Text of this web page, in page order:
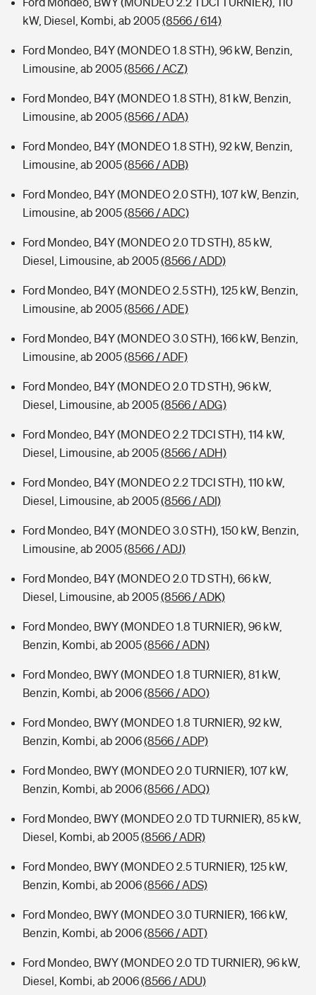
kW, Diesel, Kombi, ab 2005(8566 / 614)
Ford Mondeo, B4Y (MONDEO 1.8 STH), 96 kW, Benzin,
Limousine, ab 2005(8566 / ACZ)
Ford Mondeo, B4Y (MONDEO 1.8 STH), 81 kW, Benzin,
Limousine, ab 2005(8566 / ADA)
Ford Mondeo, B4Y (MONDEO 1.8 STH), 92 kW, Benzin,
Limousine, ab 2005(8566 / ADB)
Ford Mondeo, B4Y (MONDEO 2.0 STH), 107 kW, Benzin,
Limousine, ab 2005(8566 / ADC)
Ford Mondeo, B4Y (MONDEO 2.0 TD STH), 85 kW,
Diesel, Limousine, ab 2005(8566 / ADD)
Ford Mondeo, B4Y (MONDEO 2.5 STH), 125 kW, Benzin,
Limousine, ab 2005(8566 / ADE)
Ford Mondeo, B4Y (MONDEO 3.0 STH), 166 kW, Benzin,
Limousine, ab 2005(8566 / ADF)
Ford Mondeo, B4Y (MONDEO 2.0 TD STH), 96 kW,
Diesel, Limousine, ab 2005(8566 / ADG)
Ford Mondeo, B4Y (MONDEO 2.2 TDCI STH), 114 kW,
Diesel, Limousine, ab 2005(8566 / ADH)
Ford Mondeo, B4Y (MONDEO 2.2 TDCI STH), 110 kW,
Diesel, Limousine, ab 2005(8566 / ADI)
Ford Mondeo, B4Y (MONDEO 3.0 STH), 150 kW, Benzin,
Limousine, ab 2005(8566 / ADJ)
Ford Mondeo, B4Y (MONDEO 2.0 TD STH), 66 kW,
Diesel, Limousine, ab 2005(8566 / ADK)
Ford Mondeo, BWY (MONDEO 1.8 TURNIER), 96 kW,
Benzin, Kombi, ab 2005(8566 / ADN)
Ford Mondeo, BWY (MONDEO 1.8 TURNIER), 81 kW,
Benzin, Kombi, ab 2006(8566 / ADO)
Ford Mondeo, BWY (MONDEO 1.8 TURNIER), 92 kW,
Benzin, Kombi, ab 2006(8566 / ADP)
Ford Mondeo, BWY (MONDEO 2.0 TURNIER), 107 kW,
Benzin, Kombi, ab 2006(8566 / ADQ)
Ford Mondeo, BWY (MONDEO 2.0 TD TURNIER), 85 kW,
Diesel, Kombi, ab 2005(8566 / ADR)
Ford Mondeo, BWY (MONDEO 2.5 TURNIER), 125 kW,
Benzin, Kombi, ab 2006(8566 / ADS)
Ford Mondeo, BWY (MONDEO 3.0 TURNIER), 166 kW,
Benzin, Kombi, ab 2006(8566 / ADT)
Ford Mondeo, BWY (MONDEO 2.0 TD TURNIER), 96 kW,
Diesel, Kombi, ab 2006(8566 / ADU)